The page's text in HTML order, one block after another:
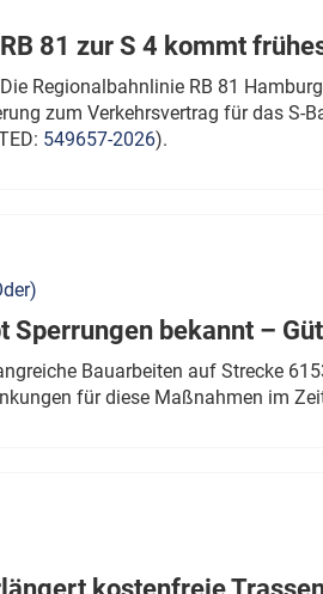
81 zur S 4 kommt
Regionalbahnlinie RB 81
zum Verkehrsvertrag für das S-
549657-2026).
Sperrungen bekannt –
Bauarbeiten auf Strecke
für diese Maßnahmen im